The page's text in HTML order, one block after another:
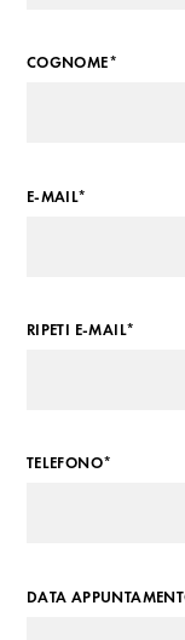
COGNOME*
E-MAIL*
RIPETI E-MAIL*
TELEFONO*
DATA